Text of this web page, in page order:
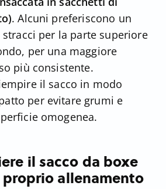
. Alcuni preferiscono un
per la parte superiore
per una maggiore
più consistente.
il sacco in modo
per evitare grumi e
omogenea.
il sacco da boxe
allenamento